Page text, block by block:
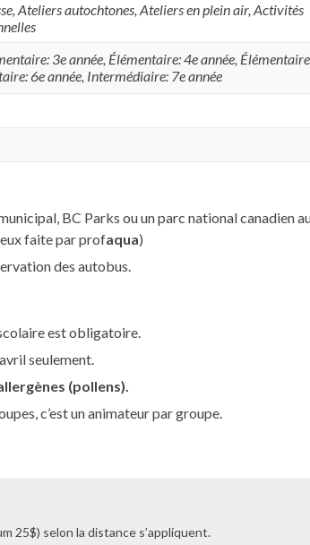
, Ateliers autochtones, Ateliers en plein air, Activités
3e année, Élémentaire: 4e année,
6e année, Intermédiaire: 7e année
BC Parks ou un parc national canadien
faite par profaqua)
des autobus.
est obligatoire.
seulement.
(pollens).
c’est un animateur par groupe.
25$) selon la distance s’appliquent.